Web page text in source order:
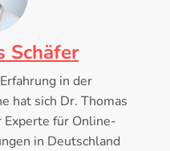
Schäfer
in der
hat sich Dr. Thomas
Experte für Online-
in Deutschland